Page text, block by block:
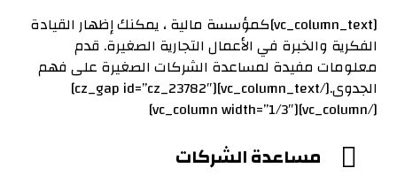
[vc_column_text]كمؤسسة مالية ، يمكنك إظهار القيادة
الفكرية والخبرة في الأعمال التجارية الصغيرة. قدم
معلومات مفيدة لمساعدة الشركات الصغيرة على فهم
الجدوى.[/vc_column_text][cz_gap id=”cz_23782″]
[/vc_column][vc_column width=”1/3″]
مساعدة الشركات